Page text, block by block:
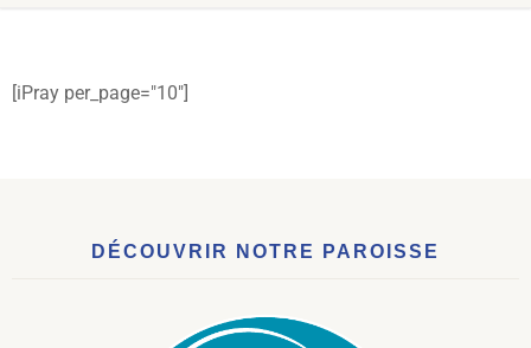
[iPray per_page="10"]
DÉCOUVRIR NOTRE PAROISSE